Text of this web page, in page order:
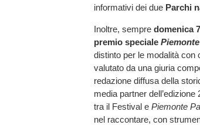
informativi dei due Parchi
Inoltre, sempre domenica
premio speciale
distinto per le modalità con
valutato da una giuria
redazione diffusa della
media partner
tra il Festival e Piemonte
nel raccontare, con